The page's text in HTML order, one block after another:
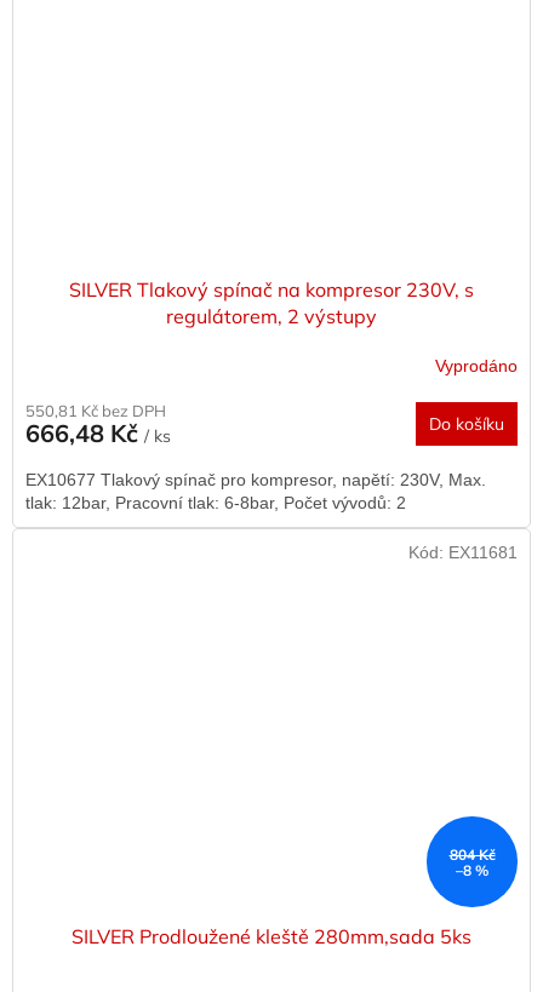
SILVER Tlakový spínač na kompresor 230V, s
regulátorem, 2 výstupy
Vyprodáno
550,81 Kč bez DPH
666,48 Kč / ks
Do košíku
EX10677 Tlakový spínač pro kompresor, napětí: 230V, Max.
tlak: 12bar, Pracovní tlak: 6-8bar, Počet vývodů: 2
804 Kč
–8 %
SILVER Prodloužené kleště 280mm,sada 5ks
Kód: EX11681